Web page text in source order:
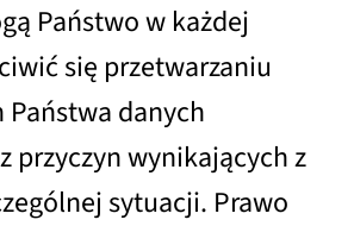
Państwo w każdej
się przetwarzaniu
Państwa danych
przyczyn wynikających z
sytuacji. Prawo